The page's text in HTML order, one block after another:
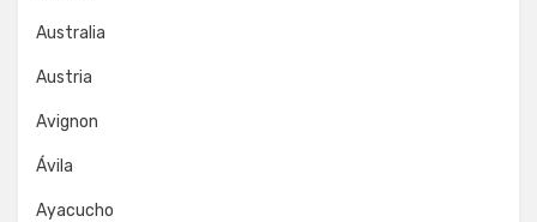
Australia
Austria
Avignon
Ávila
Ayacucho